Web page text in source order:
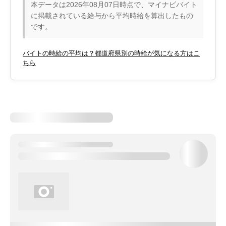
本データは2026年08月07日時点で、マイナビバイト
に掲載されている給与から平均時給を算出したもの
です。
バイトの時給の平均は？都道府県別の時給が気になる方はこ
ちら